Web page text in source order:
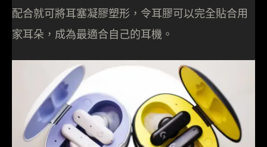
配合就可將耳塞凝膠塑形，令耳膠可以完全貼合用
家耳朵，成為最適合自己的耳機。